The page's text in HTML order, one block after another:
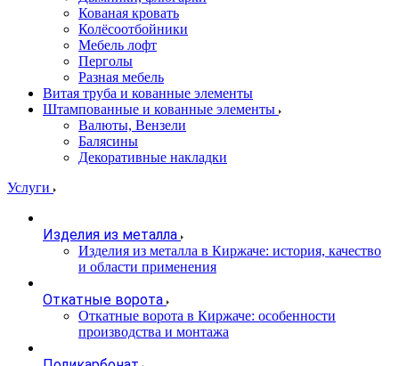
Кованая кровать
Колёсоотбойники
Мебель лофт
Перголы
Разная мебель
Витая труба и кованные элементы
Штампованные и кованные элементы
Валюты, Вензели
Балясины
Декоративные накладки
Услуги
Изделия из металла
Изделия из металла в Киржаче: история, качество
и области применения
Откатные ворота
Откатные ворота в Киржаче: особенности
производства и монтажа